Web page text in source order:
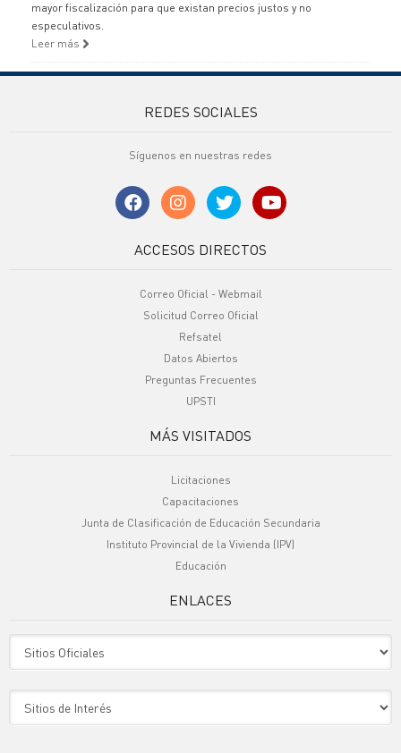
mayor fiscalización para que existan precios justos y no
especulativos.
Leer más
REDES SOCIALES
Síguenos en nuestras redes
ACCESOS DIRECTOS
Correo Oficial - Webmail
Solicitud Correo Oficial
Refsatel
Datos Abiertos
Preguntas Frecuentes
UPSTI
MÁS VISITADOS
Licitaciones
Capacitaciones
Junta de Clasificación de Educación Secundaria
Instituto Provincial de la Vivienda (IPV)
Educación
ENLACES